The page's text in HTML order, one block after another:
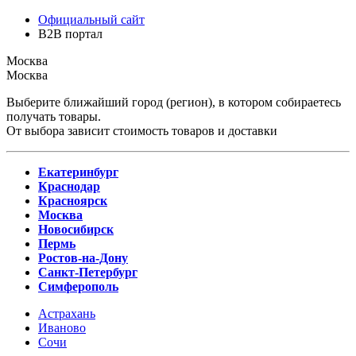
Официальный сайт
B2B портал
Москва
Москва
Выберите ближайший город (регион), в котором собираетесь
получать товары.
От выбора зависит стоимость товаров и доставки
Екатеринбург
Краснодар
Красноярск
Москва
Новосибирск
Пермь
Ростов-на-Дону
Санкт-Петербург
Симферополь
Астрахань
Иваново
Сочи